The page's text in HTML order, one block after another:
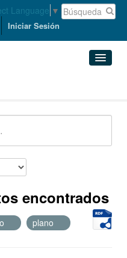
Language ▼
Iniciar Sesión
encontrados
plano